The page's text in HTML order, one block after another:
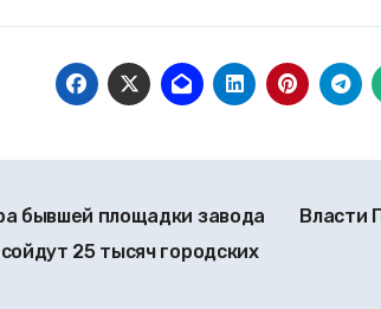
бывшей площадки завода
25 тысяч городских
Власти